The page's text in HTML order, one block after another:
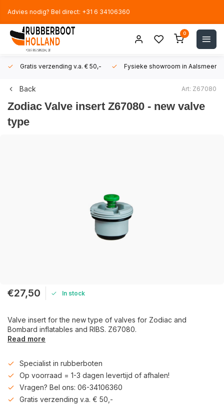
Advies nodig? Bel direct: +31 6 34106360
0
Gratis verzending v.a. € 50,- Fysieke showroom in Aalsmeer!
Back Art: Z67080
Zodiac Valve insert Z67080 - new valve
type
€27,50 In stock
Valve insert for the new type of valves for Zodiac and
Bombard inflatables and RIBS. Z67080.
Read more
Specialist in rubberboten
Op voorraad = 1-3 dagen levertijd of afhalen!
Vragen? Bel ons: 06-34106360
Gratis verzending v.a. € 50,-